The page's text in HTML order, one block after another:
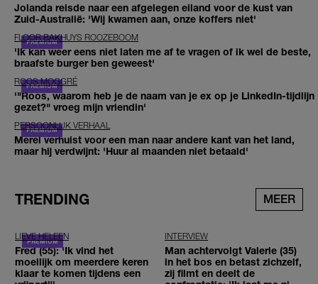
Jolanda reisde naar een afgelegen eiland voor de kust van
Zuid-Australië: 'Wij kwamen aan, onze koffers niet'
FLOOR BAKHUYS ROOZEBOOM
'Ik kan weer eens niet laten me af te vragen of ik wel de beste,
braafste burger ben geweest'
ROOS MOGGRÉ
'"Roos, waarom heb je de naam van je ex op je LinkedIn-tijdlijn
gezet?" vroeg mijn vriendin'
PERSOONLIJK VERHAAL
Merel verhuist voor een man naar andere kant van het land,
maar hij verdwijnt: 'Huur al maanden niet betaald'
TRENDING MEER
LIEVE HELEEN
Fred (55): 'Ik vind het
moeilijk om meerdere keren
klaar te komen tijdens een
INTERVIEW
Man achtervolgt Valerie (35)
in het bos en betast zichzelf,
zij filmt en deelt de